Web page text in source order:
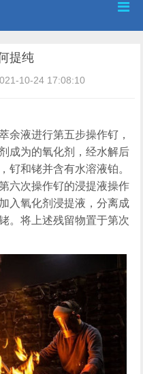
提纯
10-24 17:08:10
余液进行第五步操作钌，
成为的氧化剂，经水解后
钌和铑并含有水溶液铂。
六次操作钌的浸提液操作
入氧化剂浸提液，分离成
。将上述残留物置于第次